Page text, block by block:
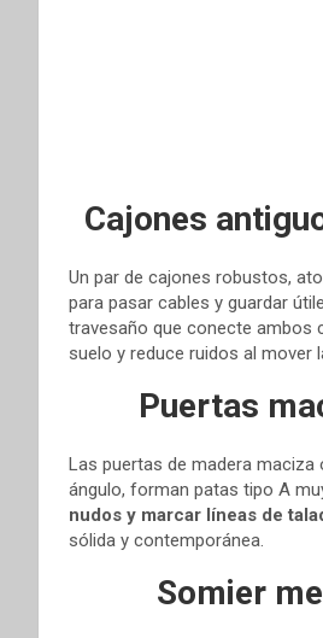
Cajones
Un par de cajones robustos,
para pasar cables y guardar
travesaño que conecte ambos
suelo y reduce ruidos al mover
Puertas
Las puertas de madera maciza
ángulo, forman patas tipo A
nudos y marcar líneas de
sólida y contemporánea.
Somier